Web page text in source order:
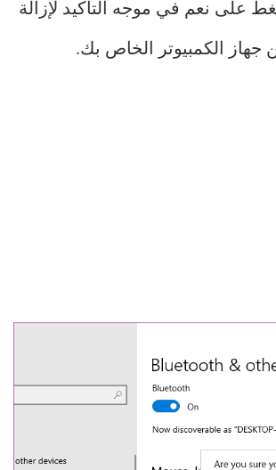
على نعم في موجه التأكيد لإزالة
جهاز الكمبيوتر الخاص بك.